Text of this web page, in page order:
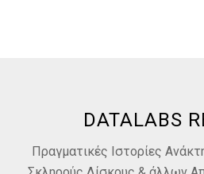
DATALABS
Πραγματικές Ιστορίες